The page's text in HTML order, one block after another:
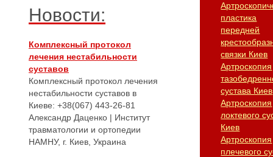
Новости:
Комплексный протокол
лечения нестабильности
суставов
Комплексный протокол лечения
нестабильности суставов в
Киеве: +38(067) 443-26-81
Александр Даценко | Институт
травматологии и ортопедии
НАМНУ, г. Киев, Украина
пластика
передней
связки Киев
Артроскопия
сустава Киев
Артроскопия
локтевого
Киев
Артроскопия
плечевого